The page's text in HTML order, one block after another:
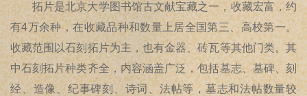
拓片是北京大学图书馆古文献宝藏之一，收藏宏富，约
有4万余种，在收藏品种和数量上居全国第三、高校第一。
收藏范围以石刻拓片为主，也有金器、砖瓦等其他门类。其
中石刻拓片种类齐全，内容涵盖广泛，包括墓志、墓碑、刻
经、造像、纪事碑刻、诗词、法帖等，墓志和法帖数量较